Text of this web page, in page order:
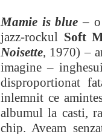
Mamie is blue – o
jazz-rockul Soft
Noisette, 1970) –
imagine –
disproportionat
inlemnit ce
albumul la casti,
chip. Aveam